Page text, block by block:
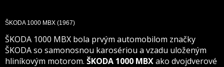
ŠKODA 1000 MBX (1967)
ŠKODA 1000 MBX bola prvým automobilom značky
ŠKODA so samonosnou karosériou a vzadu uloženým
hliníkovým motorom. ŠKODA 1000 MBXako dvojdverové